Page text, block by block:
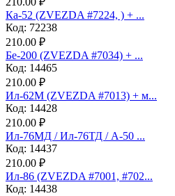
Ка-52 (ZVEZDA #7224, ) + ...
Код: 72238
210.00 ₽
Бе-200 (ZVEZDA #7034) + ...
Код: 14465
210.00 ₽
Ил-62М (ZVEZDA #7013) + м...
Код: 14428
210.00 ₽
Ил-76МД / Ил-76ТД / А-50 ...
Код: 14437
210.00 ₽
Ил-86 (ZVEZDA #7001, #702...
Код: 14438